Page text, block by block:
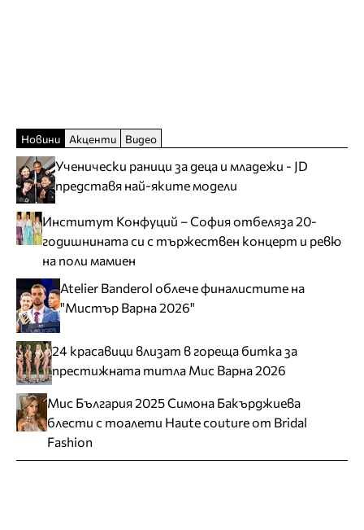
Новини Акценти Видео
Ученически раници за деца и младежи - JD
представя най-яките модели
Институт Конфуций – София отбеляза 20-
годишнината си с тържествен концерт и ревю
на поли мамиен
Atelier Banderol облече финалистите на
"Мистър Варна 2026"
24 красавици влизат в гореща битка за
престижната титла Мис Варна 2026
Мис България 2025 Симона Бакърджиева
блести с тоалети Haute couture от Bridal
Fashion